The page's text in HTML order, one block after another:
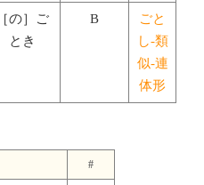
［の］ご
とき
B
ごと
し-類
似-連
体形
#